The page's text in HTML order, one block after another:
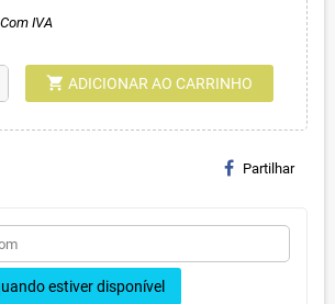
Com IVA
shopping_cart ADICIONAR AO CARRINHO
Partilhar
estiver disponível